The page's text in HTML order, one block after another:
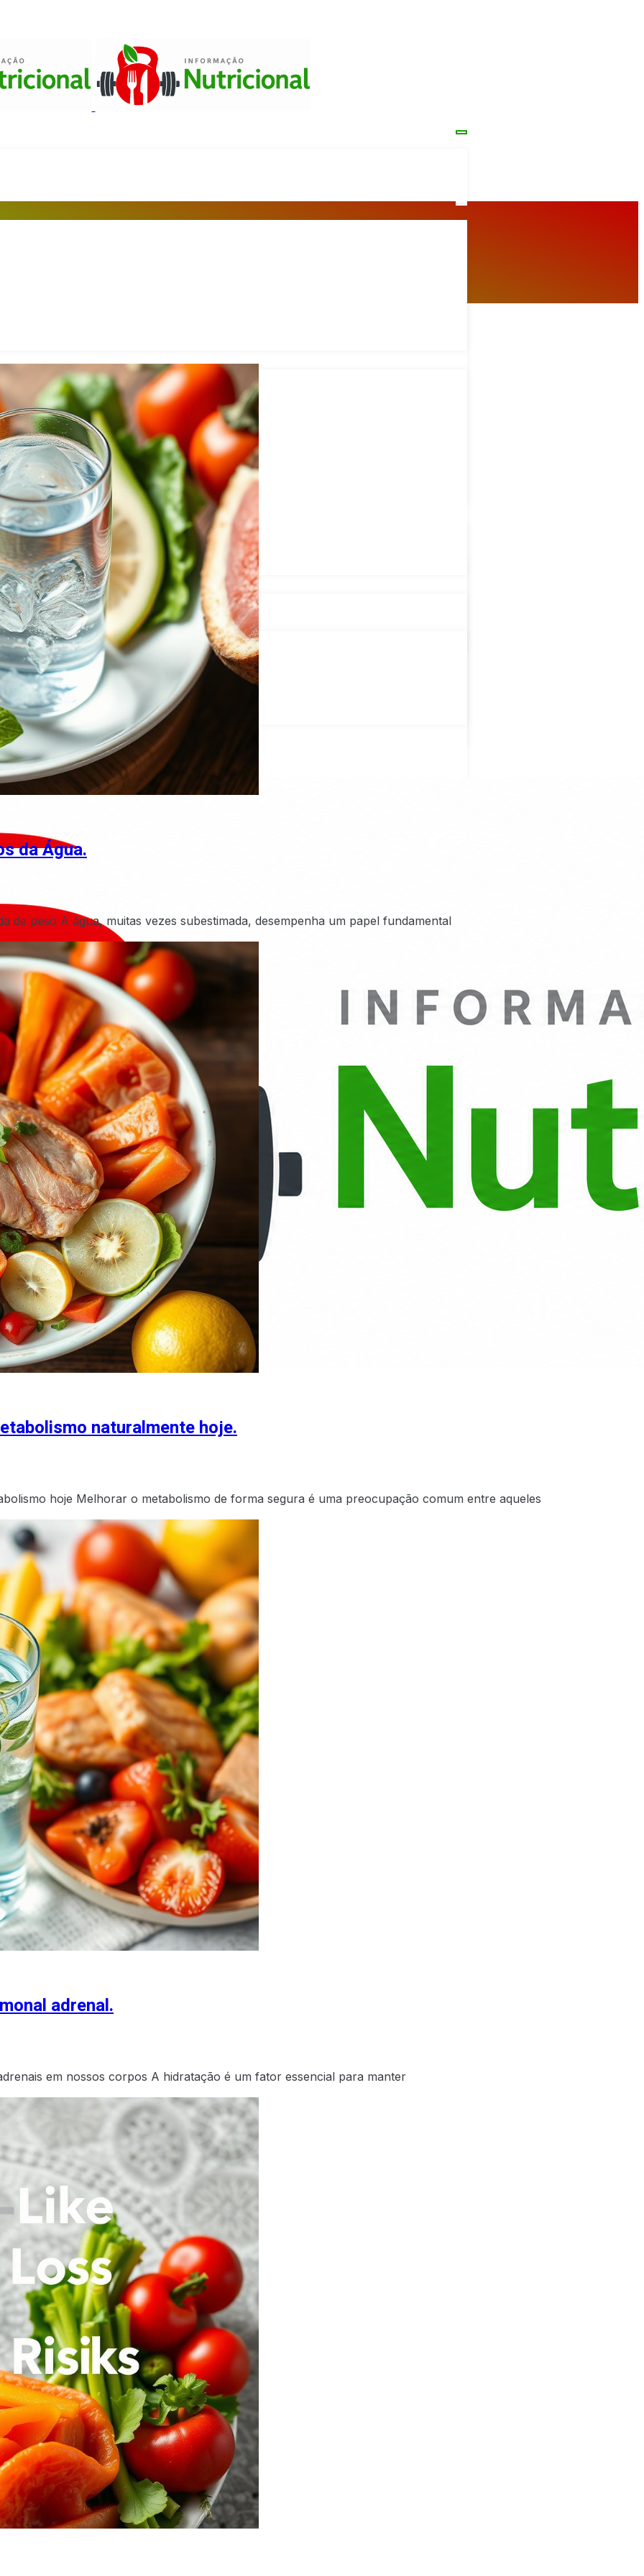
da Água.
de peso A água, muitas vezes subestimada, desempenha um papel fundamental
naturalmente hoje.
hoje Melhorar o metabolismo de forma segura é uma preocupação comum entre aqueles
adrenal.
em nossos corpos A hidratação é um fator essencial para manter